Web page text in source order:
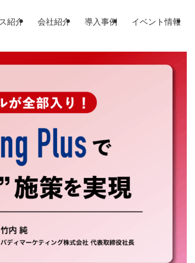
紹介 会社紹介 導入事例 イベント情報